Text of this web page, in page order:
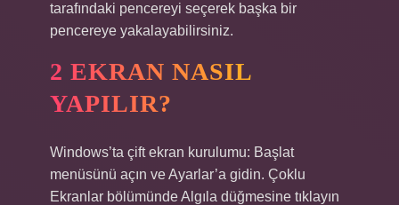
tarafındaki pencereyi seçerek başka bir
pencereye yakalayabilirsiniz.
2 EKRAN NASIL
YAPILIR?
Windows’ta çift ekran kurulumu: Başlat
menüsünü açın ve Ayarlar’a gidin. Çoklu
Ekranlar bölümünde Algıla düğmesine tıklayın